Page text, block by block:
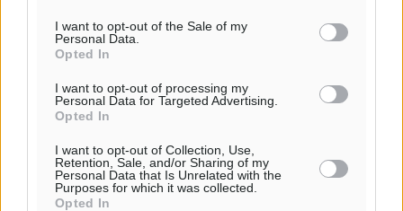
I want to opt-out of the Sale of my
Personal Data.
Opted In
I want to opt-out of processing my
Personal Data for Targeted Advertising.
Opted In
I want to opt-out of Collection, Use,
Retention, Sale, and/or Sharing of my
Personal Data that Is Unrelated with the
Purposes for which it was collected.
Opted In
Ροή ειδήσεων
Τριήμερο εξόδου: Πάνω από 129.000 επιβάτες
αναχωρούν από Πειραιά, Ραφήνα και Λαύριο
Ειδήσεις
Τι αλλάζει το χωροταξικό στις τουριστικές επενδύσεις
Τοπικές Ειδήσεις